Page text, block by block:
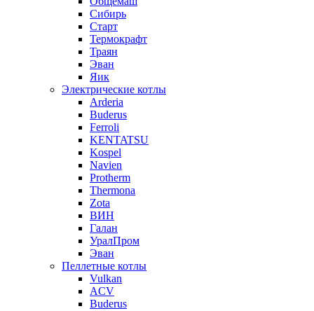
Сибирь
Старт
Термокрафт
Траян
Эван
Яик
Электрические котлы
Arderia
Buderus
Ferroli
KENTATSU
Kospel
Navien
Protherm
Thermona
Zota
ВИН
Галан
УралПром
Эван
Пеллетные котлы
Vulkan
ACV
Buderus